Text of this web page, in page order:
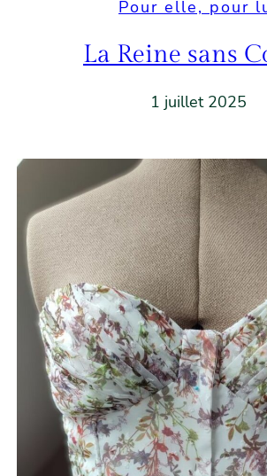
Pour elle, pour
La Reine sans
1 juillet 2025